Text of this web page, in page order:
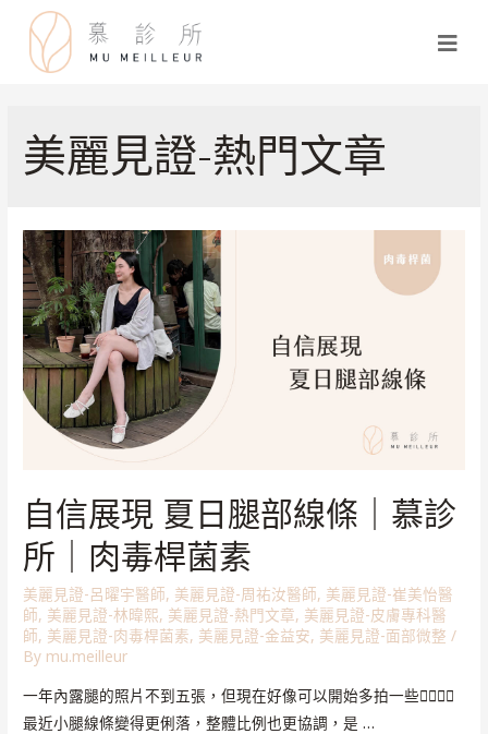
美麗見證-熱門文章
自信展現 夏日腿部線條｜慕診
所｜肉毒桿菌素
美麗見證-呂曜宇醫師, 美麗見證-周祐汝醫師, 美麗見證-崔美怡醫
師, 美麗見證-林暐熙, 美麗見證-熱門文章, 美麗見證-皮膚專科醫
師, 美麗見證-肉毒桿菌素, 美麗見證-金益安, 美麗見證-面部微整 /
By mu.meilleur
一年內露腿的照片不到五張，但現在好像可以開始多拍一些🧏🏻‍♀️✨
最近小腿線條變得更俐落，整體比例也更協調，是 …